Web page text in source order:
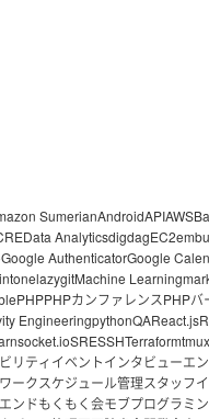
SumerianAndroidAPIAWS
Data AnalyticsdigdagEC2
Google AuthenticatorGoogle
lazygitMachine Learning
PHPPHPカンファレンスPHPバ
EngineeringpythonQAReact.js
socket.ioSRESSHTerraformtmux
リティ イベントインタビューエ
ークスケジュール管理スタッフ
ンドもくもく会モブプログラミ